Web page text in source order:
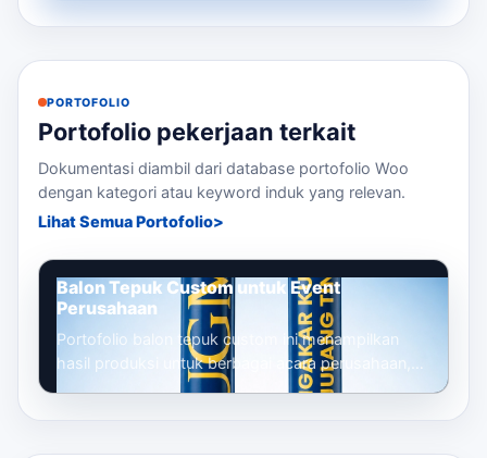
PORTOFOLIO
Portofolio pekerjaan terkait
Dokumentasi diambil dari database portofolio Woo
dengan kategori atau keyword induk yang relevan.
Lihat Semua Portofolio
Balon Tepuk Custom untuk Event
Perusahaan
Portofolio balon tepuk custom ini menampilkan
hasil produksi untuk berbagai acara perusahaan,
mulai dari gathering, seminar, launc...